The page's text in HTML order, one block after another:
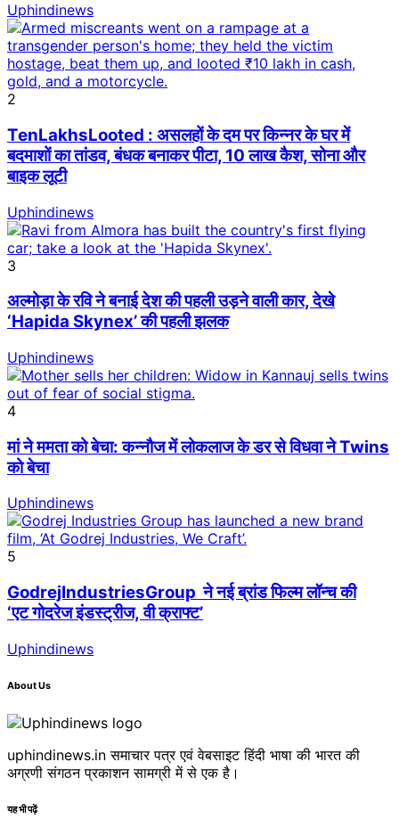
Uphindinews
2
TenLakhsLooted : असलहों के दम पर किन्नर के घर में
बदमाशों का तांडव, बंधक बनाकर पीटा, 10 लाख कैश, सोना और
बाइक लूटी
Uphindinews
3
अल्मोड़ा के रवि ने बनाई देश की पहली उड़ने वाली कार, देखे
‘Hapida Skynex’ की पहली झलक
Uphindinews
4
मां ने ममता को बेचा: कन्नौज में लोकलाज के डर से विधवा ने Twins
को बेचा
Uphindinews
5
GodrejIndustriesGroup ने नई ब्रांड फिल्म लॉन्च की
‘एट गोदरेज इंडस्ट्रीज, वी क्राफ्ट’
Uphindinews
About Us
uphindinews.in समाचार पत्र एवं वेबसाइट हिंदी भाषा की भारत की
अग्रणी संगठन प्रकाशन सामग्री में से एक है।
यह भी पढ़ें